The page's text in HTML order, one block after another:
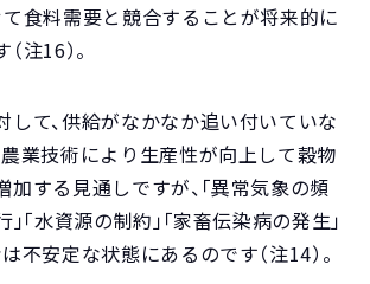
て食料需要と競合することが将来的に
注16）。
して、供給がなかなか追い付いていな
農業技術により生産性が向上して穀物
する見通しですが、「異常気象の頻
」「水資源の制約」「家畜伝染病の発生」
不安定な状態にあるのです（注14）。